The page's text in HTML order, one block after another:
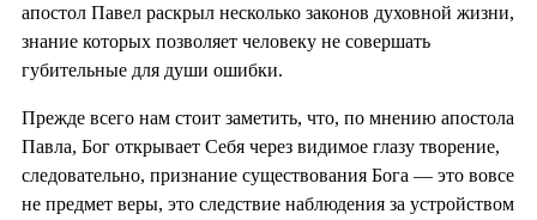
апостол Павел раскрыл несколько законов духовной жизни,
знание которых позволяет человеку не совершать
губительные для души ошибки.
Прежде всего нам стоит заметить, что, по мнению апостола
Павла, Бог открывает Себя через видимое глазу творение,
следовательно, признание существования Бога — это вовсе
не предмет веры, это следствие наблюдения за устройством